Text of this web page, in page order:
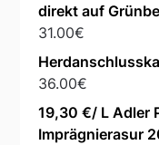
direkt auf
31.00€
36.00€
19,30 €/ L Adler
Imprägnierasur